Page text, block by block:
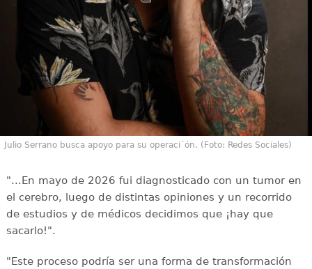
Julio Serrano busca apoyo para su operaci´ón. (Foto: Redes Sociales)
"...En mayo de 2026 fui diagnosticado con un tumor en
el cerebro, luego de distintas opiniones y un recorrido
de estudios y de médicos decidimos que ¡hay que
sacarlo!".
"Este proceso podría ser una forma de transformación